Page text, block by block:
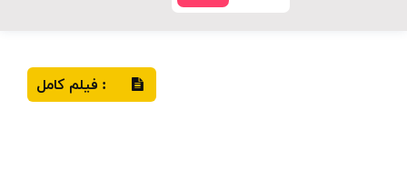
: فیلم کامل